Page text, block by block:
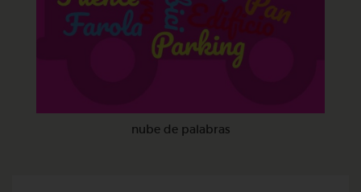
nube de palabras